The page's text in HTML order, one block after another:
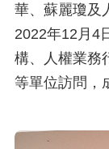
無
礙
快
華、蘇麗瓊及
2022年12月4
構、人權業務
等單位訪問，